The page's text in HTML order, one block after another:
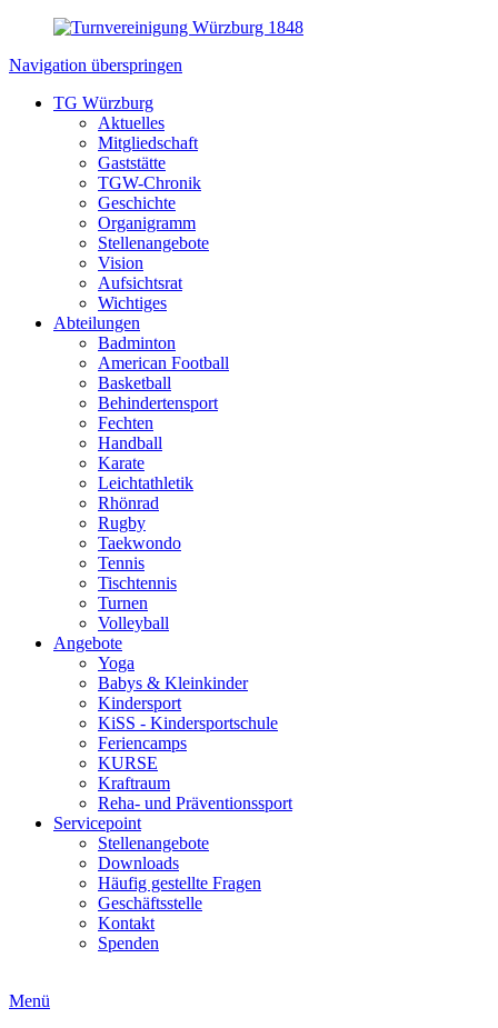
Navigation überspringen
TG Würzburg
Aktuelles
Mitgliedschaft
Gaststätte
TGW-Chronik
Geschichte
Organigramm
Stellenangebote
Vision
Aufsichtsrat
Wichtiges
Abteilungen
Badminton
American Football
Basketball
Behindertensport
Fechten
Handball
Karate
Leichtathletik
Rhönrad
Rugby
Taekwondo
Tennis
Tischtennis
Turnen
Volleyball
Angebote
Yoga
Babys & Kleinkinder
Kindersport
KiSS - Kindersportschule
Feriencamps
KURSE
Kraftraum
Reha- und Präventionssport
Servicepoint
Stellenangebote
Downloads
Häufig gestellte Fragen
Geschäftsstelle
Kontakt
Spenden
Menü